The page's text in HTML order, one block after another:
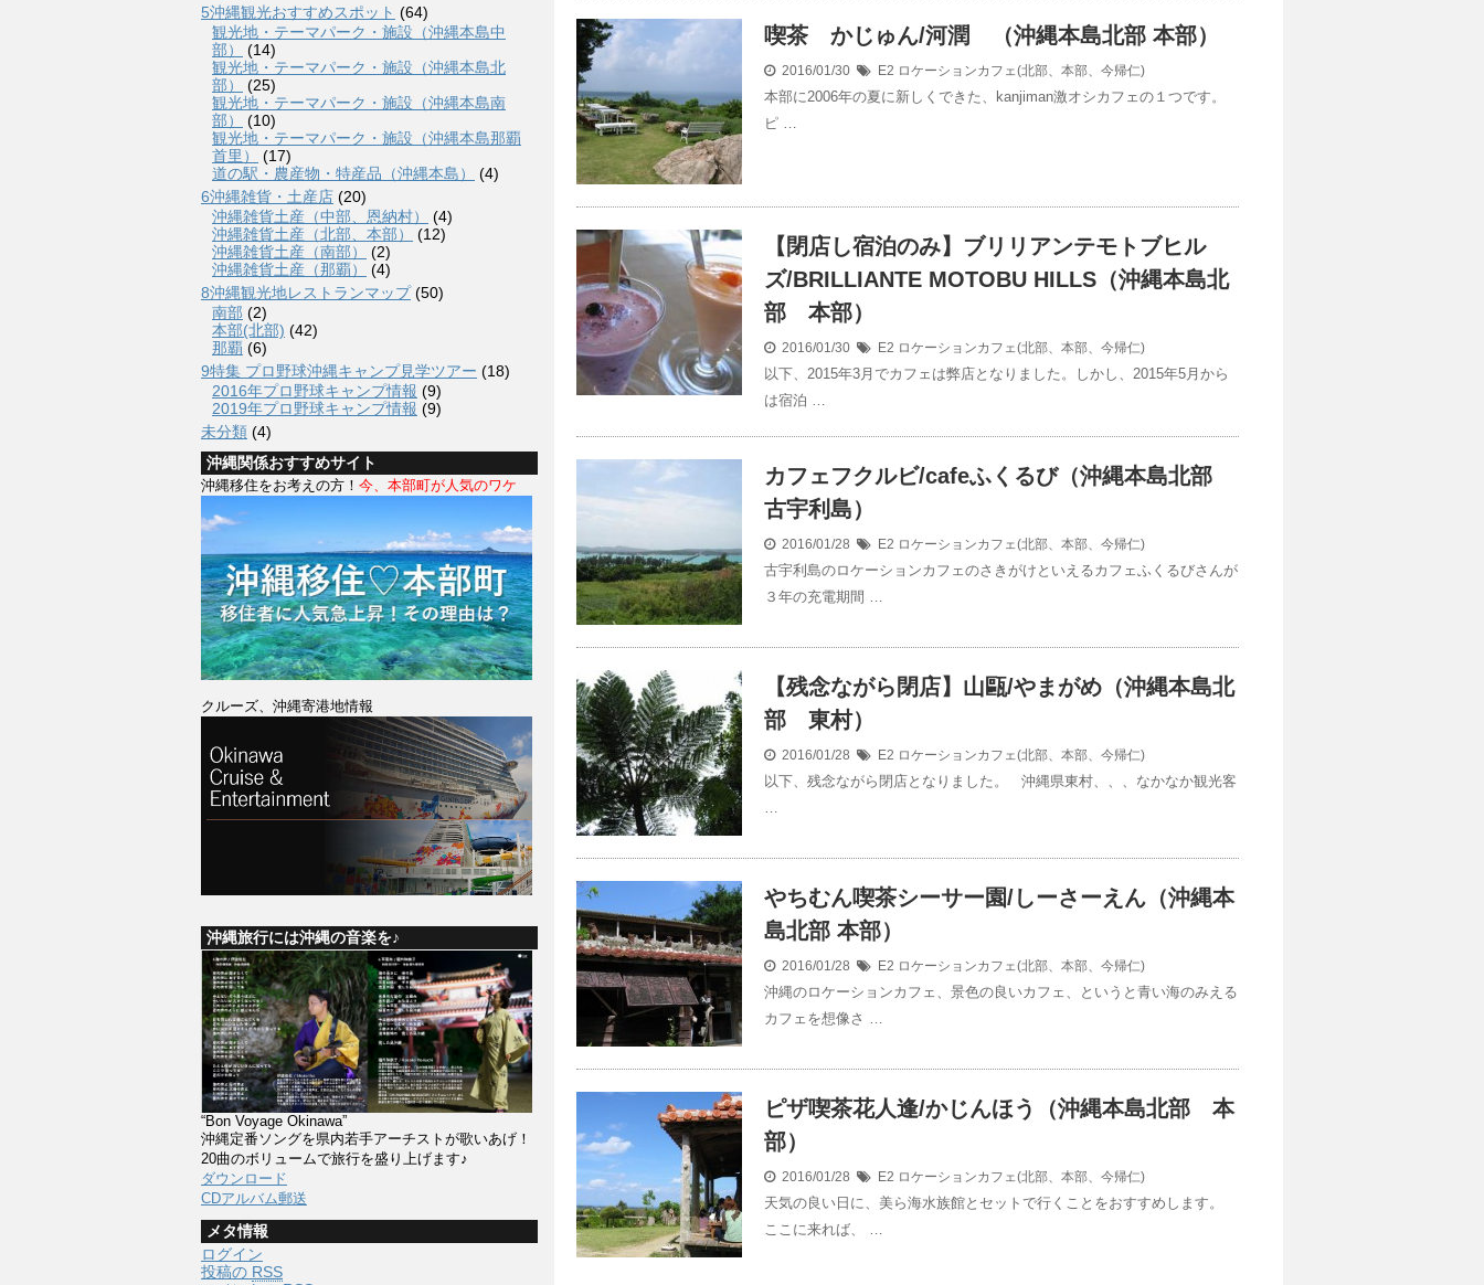
喫茶 かじゅん/河潤 （沖縄本島北部 本部）
2016/01/30 E2 ロケーションカフェ(北部、本部、今帰仁)
本部に2006年の夏に新しくできた、kanjiman激オシカフェの１つです。
ピ …
【閉店し宿泊のみ】ブリリアンテモトブヒル
ズ/BRILLIANTE MOTOBU HILLS（沖縄本島北
部 本部）
2016/01/30 E2 ロケーションカフェ(北部、本部、今帰仁)
以下、2015年3月でカフェは弊店となりました。しかし、2015年5月から
は宿泊 …
カフェフクルビ/cafeふくるび（沖縄本島北部
古宇利島）
2016/01/28 E2 ロケーションカフェ(北部、本部、今帰仁)
古宇利島のロケーションカフェのさきがけといえるカフェふくるびさんが
３年の充電期間 …
【残念ながら閉店】山甌/やまがめ（沖縄本島北
部 東村）
2016/01/28 E2 ロケーションカフェ(北部、本部、今帰仁)
以下、残念ながら閉店となりました。 沖縄県東村、、、なかなか観光客
…
やちむん喫茶シーサー園/しーさーえん（沖縄本
島北部 本部）
2016/01/28 E2 ロケーションカフェ(北部、本部、今帰仁)
沖縄のロケーションカフェ、景色の良いカフェ、というと青い海のみえる
カフェを想像さ …
ピザ喫茶花人逢/かじんほう（沖縄本島北部 本
部）
2016/01/28 E2 ロケーションカフェ(北部、本部、今帰仁)
天気の良い日に、美ら海水族館とセットで行くことをおすすめします。
ここに来れば、 …
5沖縄観光おすすめスポット (64)
観光地・テーマパーク・施設（沖縄本島中
部）
(14)
観光地・テーマパーク・施設（沖縄本島北
部）
(25)
観光地・テーマパーク・施設（沖縄本島南
部）
(10)
観光地・テーマパーク・施設（沖縄本島那覇
首里）
(17)
道の駅・農産物・特産品（沖縄本島）
(4)
6沖縄雑貨・土産店 (20)
沖縄雑貨土産（中部、恩納村）
(4)
沖縄雑貨土産（北部、本部）
(12)
沖縄雑貨土産（南部）
(2)
沖縄雑貨土産（那覇）
(4)
8沖縄観光地レストランマップ(50)
南部 (2)
本部(北部) (42)
那覇 (6)
9特集 プロ野球沖縄キャンプ見学ツアー (18)
2016年プロ野球キャンプ情報 (9)
2019年プロ野球キャンプ情報 (9)
未分類 (4)
沖縄関係おすすめサイト
沖縄移住をお考えの方！ 今、本部町が人気のワケ
クルーズ、沖縄寄港地情報
沖縄旅行には沖縄の音楽を♪
“Bon Voyage Okinawa”
沖縄定番ソングを県内若手アーチストが歌いあげ！
20曲のボリュームで旅行を盛り上げます♪
ダウンロード
CDアルバム郵送
メタ情報
ログイン
投稿の RSS